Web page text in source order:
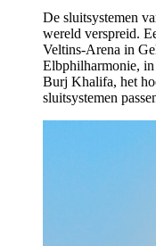
De sluitsystemen
wereld verspreid.
Veltins-Arena in
Elbphilharmonie,
Burj Khalifa, het
sluitsystemen